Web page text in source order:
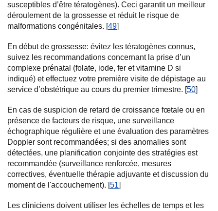
susceptibles d’être tératogènes). Ceci garantit un meilleur
déroulement de la grossesse et réduit le risque de
malformations congénitales. [49]
En début de grossesse: évitez les tératogènes connus,
suivez les recommandations concernant la prise d’un
complexe prénatal (folate, iode, fer et vitamine D si
indiqué) et effectuez votre première visite de dépistage au
service d’obstétrique au cours du premier trimestre. [50]
En cas de suspicion de retard de croissance fœtale ou en
présence de facteurs de risque, une surveillance
échographique régulière et une évaluation des paramètres
Doppler sont recommandées; si des anomalies sont
détectées, une planification conjointe des stratégies est
recommandée (surveillance renforcée, mesures
correctives, éventuelle thérapie adjuvante et discussion du
moment de l'accouchement). [51]
Les cliniciens doivent utiliser les échelles de temps et les